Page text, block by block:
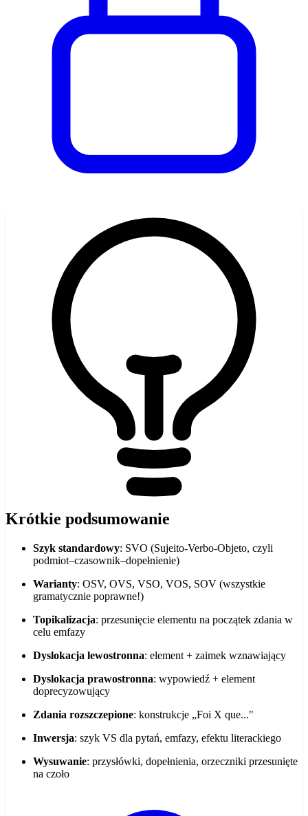
Krótkie podsumowanie
Szyk standardowy: SVO (Sujeito-Verbo-Objeto, czyli
podmiot–czasownik–dopełnienie)
Warianty: OSV, OVS, VSO, VOS, SOV (wszystkie
gramatycznie poprawne!)
Topikalizacja: przesunięcie elementu na początek zdania w
celu emfazy
Dyslokacja lewostronna: element + zaimek wznawiający
Dyslokacja prawostronna: wypowiedź + element
doprecyzowujący
Zdania rozszczepione: konstrukcje „Foi X que..."
Inwersja: szyk VS dla pytań, emfazy, efektu literackiego
Wysuwanie: przysłówki, dopełnienia, orzeczniki przesunięte
na czoło